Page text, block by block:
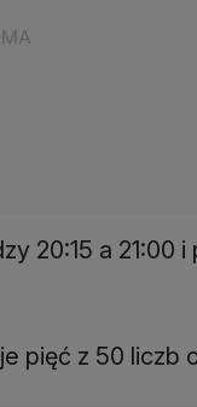
20:15 a 21:00
pięć z 50 liczb